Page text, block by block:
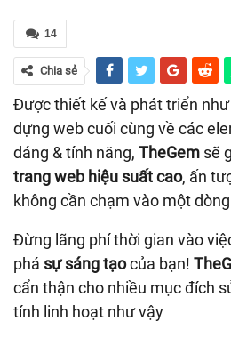
14
Chia sẻ
Được thiết kế và phát triển
dựng web cuối cùng về các
dáng & tính năng, TheGem sẽ
trang web hiệu suất cao, ấn
không cần chạm vào một
Đừng lãng phí thời gian vào
phá sự sáng tạocủa bạn!
cẩn thận cho nhiều mục đích
tính linh hoạt như vậy